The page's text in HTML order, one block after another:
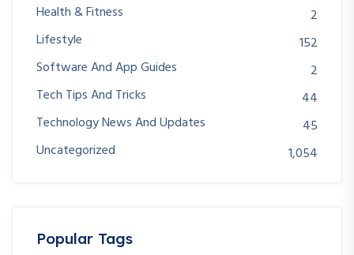
Health & Fitness
2
Lifestyle
152
Software And App Guides
2
Tech Tips And Tricks
44
Technology News And Updates
45
Uncategorized
1,054
Popular Tags